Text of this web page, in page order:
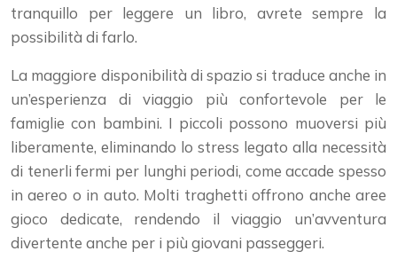
tranquillo per leggere un libro, avrete sempre la
possibilità di farlo.
La maggiore disponibilità di spazio si traduce anche in
un’esperienza di viaggio più confortevole per le
famiglie con bambini. I piccoli possono muoversi più
liberamente, eliminando lo stress legato alla necessità
di tenerli fermi per lunghi periodi, come accade spesso
in aereo o in auto. Molti traghetti offrono anche aree
gioco dedicate, rendendo il viaggio un’avventura
divertente anche per i più giovani passeggeri.